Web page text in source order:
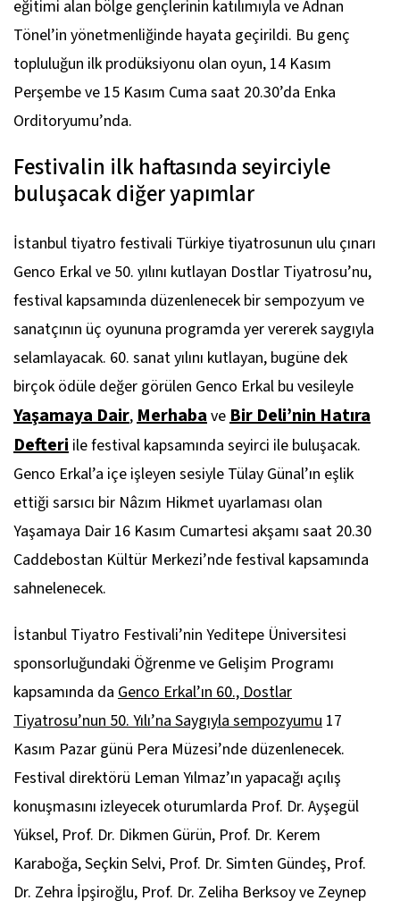
eğitimi alan bölge gençlerinin katılımıyla ve Adnan
Tönel’in yönetmenliğinde hayata geçirildi. Bu genç
topluluğun ilk prodüksiyonu olan oyun, 14 Kasım
Perşembe ve 15 Kasım Cuma saat 20.30’da Enka
Orditoryumu’nda.
Festivalin ilk haftasında seyirciyle
buluşacak diğer yapımlar
İstanbul tiyatro festivali Türkiye tiyatrosunun ulu çınarı
Genco Erkal ve 50. yılını kutlayan Dostlar Tiyatrosu’nu,
festival kapsamında düzenlenecek bir sempozyum ve
sanatçının üç oyununa programda yer vererek saygıyla
selamlayacak. 60. sanat yılını kutlayan, bugüne dek
birçok ödüle değer görülen Genco Erkal bu vesileyle
Yaşamaya Dair,MerhabaveBir Deli’nin Hatıra
Defteri ile festival kapsamında seyirci ile buluşacak.
Genco Erkal’a içe işleyen sesiyle Tülay Günal’ın eşlik
ettiği sarsıcı bir Nâzım Hikmet uyarlaması olan
Yaşamaya Dair 16 Kasım Cumartesi akşamı saat 20.30
Caddebostan Kültür Merkezi’nde festival kapsamında
sahnelenecek.
İstanbul Tiyatro Festivali’nin Yeditepe Üniversitesi
sponsorluğundaki Öğrenme ve Gelişim Programı
kapsamında da Genco Erkal’ın 60., Dostlar
Tiyatrosu’nun 50. Yılı’na Saygıyla sempozyumu 17
Kasım Pazar günü Pera Müzesi’nde düzenlenecek.
Festival direktörü Leman Yılmaz’ın yapacağı açılış
konuşmasını izleyecek oturumlarda Prof. Dr. Ayşegül
Yüksel, Prof. Dr. Dikmen Gürün, Prof. Dr. Kerem
Karaboğa, Seçkin Selvi, Prof. Dr. Simten Gündeş, Prof.
Dr. Zehra İpşiroğlu, Prof. Dr. Zeliha Berksoy ve Zeynep